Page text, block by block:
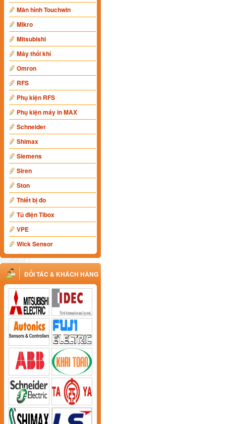
Màn hình Touchwin
Mikro
Mitsubishi
Máy thổi khí
Omron
RFS
Phụ kiện RFS
Phụ kiện máy in MAX
Schneider
Shimax
Siemens
Siren
Ston
Thiết bị đo
Tủ điện Tibox
VPE
Wick Sensor
ĐỐI TÁC & KHÁCH HÀNG